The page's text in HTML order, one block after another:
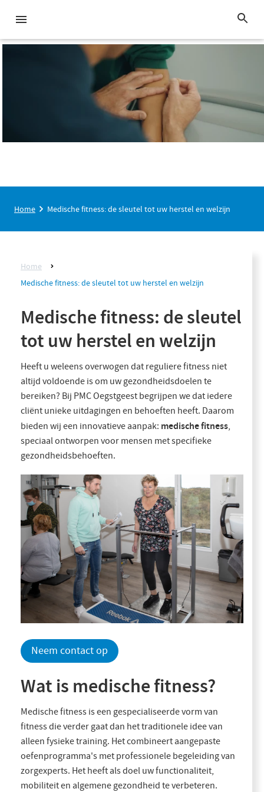
Home Medische fitness: de sleutel tot uw herstel en welzijn
Home
Medische fitness: de sleutel tot uw herstel en welzijn
Medische fitness: de sleutel
tot uw herstel en welzijn
Heeft u weleens overwogen dat reguliere fitness niet
altijd voldoende is om uw gezondheidsdoelen te
bereiken? Bij PMC Oegstgeest begrijpen we dat iedere
cliënt unieke uitdagingen en behoeften heeft. Daarom
bieden wij een innovatieve aanpak: medische fitness,
speciaal ontworpen voor mensen met specifieke
gezondheidsbehoeften.
Neem contact op
Wat is medische fitness?
Medische fitness is een gespecialiseerde vorm van
fitness die verder gaat dan het traditionele idee van
alleen fysieke training. Het combineert aangepaste
oefenprogramma's met professionele begeleiding van
zorgexperts. Het heeft als doel uw functionaliteit,
mobiliteit en algemene gezondheid te verbeteren.